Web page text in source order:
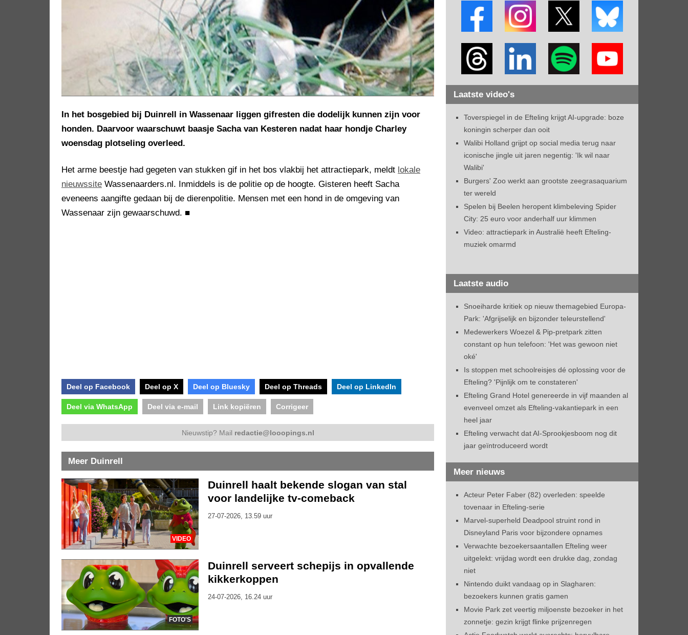
In het bosgebied bij Duinrell in Wassenaar liggen gifresten die dodelijk kunnen zijn voor
honden. Daarvoor waarschuwt baasje Sacha van Kesteren nadat haar hondje Charley
woensdag plotseling overleed.
Het arme beestje had gegeten van stukken gif in het bos vlakbij het attractiepark, meldt lokale
nieuwssite Wassenaarders.nl. Inmiddels is de politie op de hoogte. Gisteren heeft Sacha
eveneens aangifte gedaan bij de dierenpolitie. Mensen met een hond in de omgeving van
Wassenaar zijn gewaarschuwd. ■
Deel op Facebook Deel op X Deel op Bluesky Deel op Threads Deel op LinkedIn
Deel via WhatsApp Deel via e-mail Link kopiëren Corrigeer
Nieuwstip? Mail redactie@looopings.nl
Meer Duinrell
VIDEO
Duinrell haalt bekende slogan van stal
voor landelijke tv-comeback
27-07-2026, 13.59 uur
FOTO'S
Duinrell serveert schepijs in opvallende
kikkerkoppen
24-07-2026, 16.24 uur
Laatste video's
Toverspiegel in de Efteling krijgt AI-upgrade: boze
koningin scherper dan ooit
Walibi Holland grijpt op social media terug naar
iconische jingle uit jaren negentig: 'Ik wil naar
Walibi'
Burgers' Zoo werkt aan grootste zeegrasaquarium
ter wereld
Spelen bij Beelen heropent klimbeleving Spider
City: 25 euro voor anderhalf uur klimmen
Video: attractiepark in Australië heeft Efteling-
muziek omarmd
Laatste audio
Snoeiharde kritiek op nieuw themagebied Europa-
Park: 'Afgrijselijk en bijzonder teleurstellend'
Medewerkers Woezel & Pip-pretpark zitten
constant op hun telefoon: 'Het was gewoon niet
oké'
Is stoppen met schoolreisjes dé oplossing voor de
Efteling? 'Pijnlijk om te constateren'
Efteling Grand Hotel genereerde in vijf maanden al
evenveel omzet als Efteling-vakantiepark in een
heel jaar
Efteling verwacht dat AI-Sprookjesboom nog dit
jaar geïntroduceerd wordt
Meer nieuws
Acteur Peter Faber (82) overleden: speelde
tovenaar in Efteling-serie
Marvel-superheld Deadpool struint rond in
Disneyland Paris voor bijzondere opnames
Verwachte bezoekersaantallen Efteling weer
uitgelekt: vrijdag wordt een drukke dag, zondag
niet
Nintendo duikt vandaag op in Slagharen:
bezoekers kunnen gratis gamen
Movie Park zet veertig miljoenste bezoeker in het
zonnetje: gezin krijgt flinke prijzenregen